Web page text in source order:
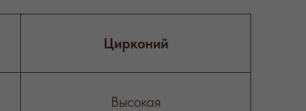
Цирконий
Высокая